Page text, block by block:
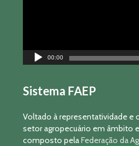
00:00
Sistema FAEP
Voltado à representatividade
setor agropecuário em âmbito
composto pelaFederação da